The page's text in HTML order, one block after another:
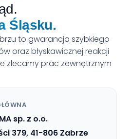
Śląsku.
to gwarancja szybkiego
oraz błyskawicznej reakcji
zlecamy prac zewnętrznym
sp. z o.o.
379, 41-806 Zabrze